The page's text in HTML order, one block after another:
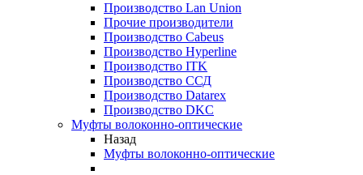
Производство Lan Union
Прочие производители
Производство Cabeus
Производство Hyperline
Производство ITK
Производство ССД
Производство Datarex
Производство DKC
Муфты волоконно-оптические
Назад
Муфты волоконно-оптические